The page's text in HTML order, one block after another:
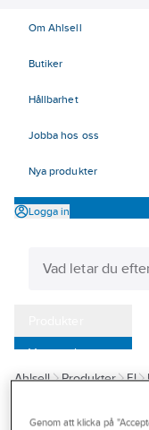
Om Ahlsell
Butiker
Hållbarhet
Jobba hos oss
Nya produkter
Logga in
Varumärken
Kampanjer
Outlet
Ahlsell Produkter El
Genom att klicka på